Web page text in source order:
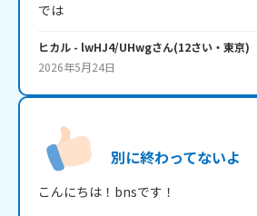
では
ヒカル - lwHJ4/UHwgさん(12さい・ 東京)
2026年5月24日
別に終わってないよ
こんにちは！bnsです！